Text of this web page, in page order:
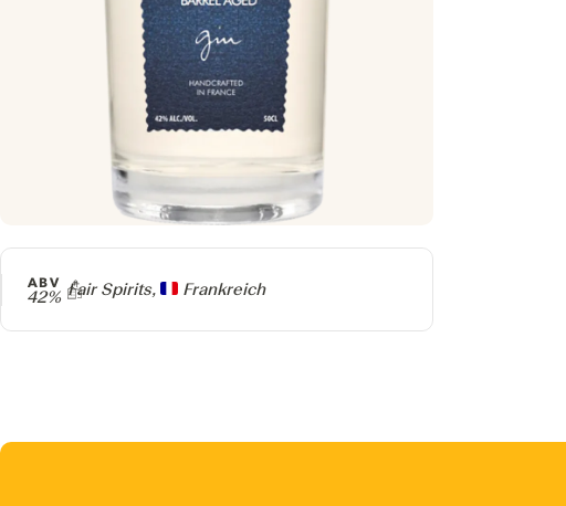
Producer
Fair Spirits, Frankreich
ABV
42%